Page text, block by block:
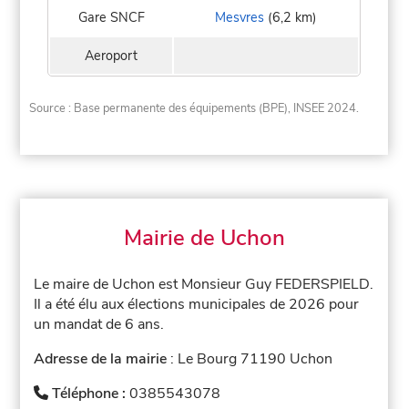
Gare SNCF Mesvres (6,2 km)
Aeroport
Source : Base permanente des équipements (BPE), INSEE 2024.
Mairie de Uchon
Le maire de Uchon est Monsieur Guy FEDERSPIELD.
Il a été élu aux élections municipales de 2026 pour
un mandat de 6 ans.
Adresse de la mairie : Le Bourg 71190 Uchon
Téléphone :0385543078